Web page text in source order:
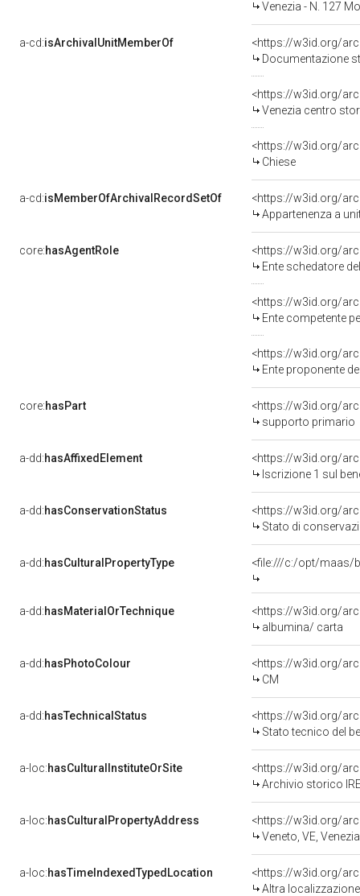
Venezia - N. 127
a-cd:isArchivalUnitMemberOf
Documentazione
Venezia centro
<https://w3id.org/
Chiese
a-cd:isMemberOfArchivalRecordSetOf
<https://w3id.org/
Appartenenza a
core:hasAgentRole
<https://w3id.org/
Ente schedatore
<https://w3id.org/
Ente competente
<https://w3id.org/
Ente proponente
core:hasPart
supporto primario
a-dd:hasAffixedElement
<https://w3id.org/
Iscrizione 1 sul
a-dd:hasConservationStatus
Stato di
a-dd:hasCulturalPropertyType <file:///c:/opt/maas/
a-dd:hasMaterialOrTechnique
<https://w3id.org/
albumina/ carta
a-dd:hasPhotoColour
<https://w3id.org/
CM
a-dd:hasTechnicalStatus
<https://w3id.org/
Stato tecnico del
a-loc:hasCulturalInstituteOrSite
Archivio storico
a-loc:hasCulturalPropertyAddress
<https://w3id.org/
Veneto, VE, Venezia
a-loc:hasTimeIndexedTypedLocation
<https://w3id.org/
Altra localizzazione